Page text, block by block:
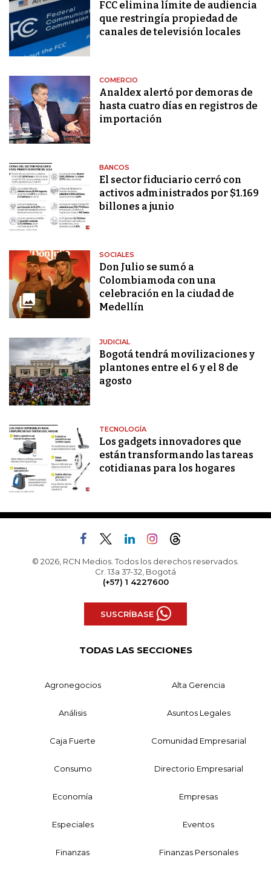
FCC elimina límite de audiencia
que restringía propiedad de
canales de televisión locales
COMERCIO
Analdex alertó por demoras de
hasta cuatro días en registros de
importación
BANCOS
El sector fiduciario cerró con
activos administrados por $1.169
billones a junio
SOCIALES
Don Julio se sumó a
Colombiamoda con una
celebración en la ciudad de
Medellín
JUDICIAL
Bogotá tendrá movilizaciones y
plantones entre el 6 y el 8 de
agosto
TECNOLOGÍA
Los gadgets innovadores que
están transformando las tareas
cotidianas para los hogares
© 2026, RCN Medios. Todos los derechos reservados.
Cr. 13a 37-32, Bogotá
(+57) 1 4227600
SUSCRÍBASE
TODAS LAS SECCIONES
Agronegocios Alta Gerencia
Análisis Asuntos Legales
Caja Fuerte Comunidad Empresarial
Consumo Directorio Empresarial
Economía Empresas
Especiales Eventos
Finanzas Finanzas Personales